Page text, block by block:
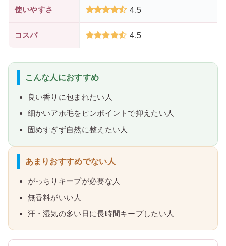
使いやすさ 4.5
コスパ 4.5
こんな人におすすめ
良い香りに包まれたい人
細かいアホ毛をピンポイントで抑えたい人
固めすぎず自然に整えたい人
あまりおすすめでない人
がっちりキープが必要な人
無香料がいい人
汗・湿気の多い日に長時間キープしたい人